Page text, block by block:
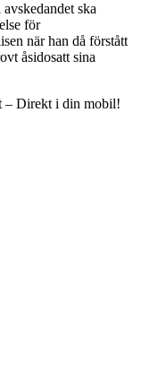
ska
för
när han då förstått
åsidosatt sina
– Direkt i din mobil!